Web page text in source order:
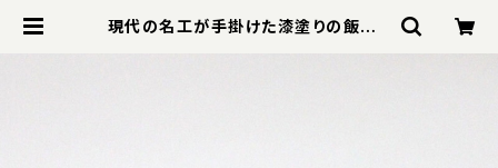
現代の名工が手掛けた漆塗りの飯椀 |